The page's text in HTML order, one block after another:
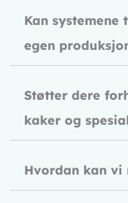
Kan systemene
egen
Støtter dere
kaker og
Hvordan kan vi